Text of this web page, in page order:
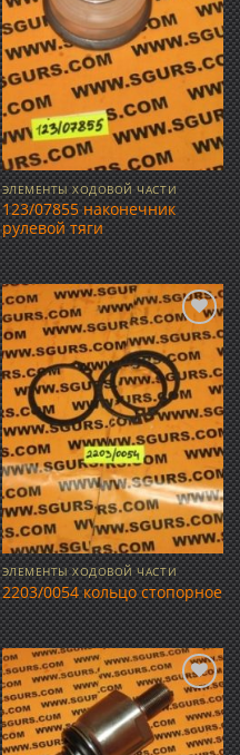
ЭЛЕМЕНТЫ ХОДОВОЙ ЧАСТИ
123/07855 наконечник
рулевой тяги
Добавить
в список
желаний
ЭЛЕМЕНТЫ ХОДОВОЙ ЧАСТИ
2203/0054 кольцо стопорное
Добавить
в список
желаний